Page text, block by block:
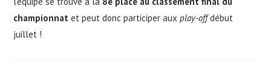
championnat et peut donc participer auxplay-offdébut
juillet !